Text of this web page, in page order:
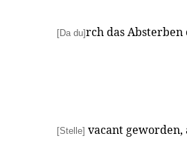
[Da du]rch das
[Stelle] vacant geworden,